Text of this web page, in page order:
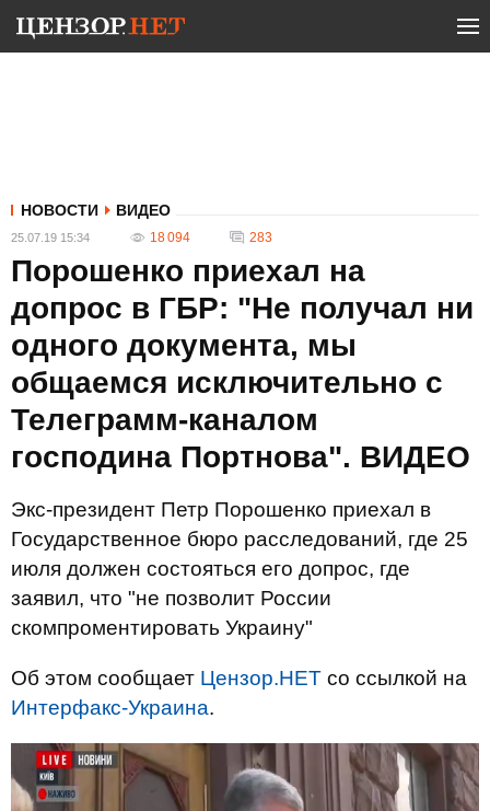
НОВОСТИ ВИДЕО
25.07.19 15:34 18 094 283
Порошенко приехал на
допрос в ГБР: "Не получал ни
одного документа, мы
общаемся исключительно с
Телеграмм-каналом
господина Портнова". ВИДЕО
Экс-президент Петр Порошенко приехал в
Государственное бюро расследований, где 25
июля должен состояться его допрос, где
заявил, что "не позволит России
скомпроментировать Украину"
Об этом сообщает Цензор.НЕТ со ссылкой на
Интерфакс-Украина.